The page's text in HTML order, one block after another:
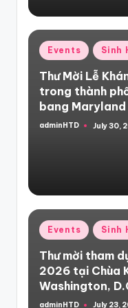
Posted
in
Events Sinh
Thư Mời Lễ
trong thành
bang Maryland
Posted
adminHTD July 30,
Posted
in
Events Sinh
Thư mời tham
2026 tại Chùa
Washington,
adminHTD July 23,